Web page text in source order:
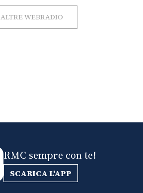
ALTRE WEBRADIO
RMC sempre con te!
SCARICA L'APP